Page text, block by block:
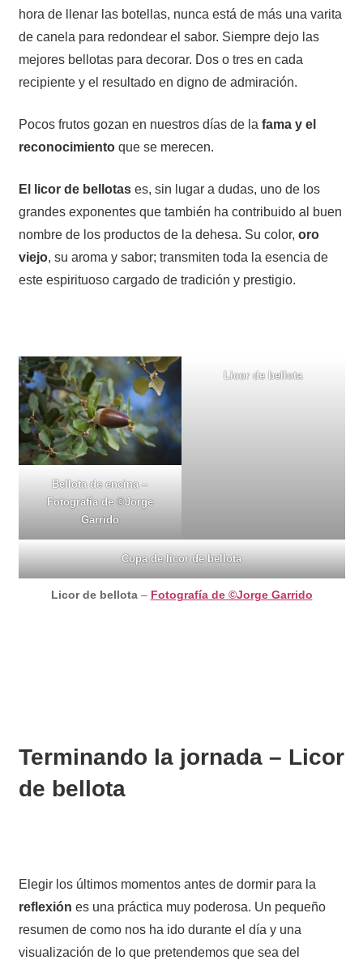
hora de llenar las botellas, nunca está de más una varita
de canela para redondear el sabor. Siempre dejo las
mejores bellotas para decorar. Dos o tres en cada
recipiente y el resultado en digno de admiración.
Pocos frutos gozan en nuestros días de la fama y el
reconocimientoque se merecen.
El licor de bellotases, sin lugar a dudas, uno de los
grandes exponentes que también ha contribuido al buen
nombre de los productos de la dehesa. Su color, oro
viejo, su aroma y sabor; transmiten toda la esencia de
este espirituoso cargado de tradición y prestigio.
Bellota de encina –
Fotografía de ©Jorge
Garrido
Licor de bellota
Copa de licor de bellota
Licor de bellota– Fotografía de ©Jorge Garrido
Terminando la jornada – Licor
de bellota
Elegir los últimos momentos antes de dormir para la
reflexión es una práctica muy poderosa. Un pequeño
resumen de como nos ha ido durante el día y una
visualización de lo que pretendemos que sea del